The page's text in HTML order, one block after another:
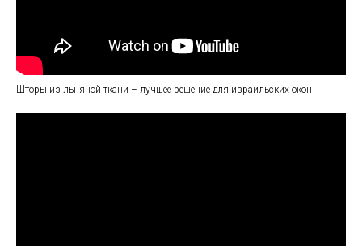
Шторы из льняной ткани – лучшее решение для израильских окон